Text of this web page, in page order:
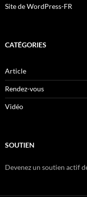
Site de WordPress-FR
CATÉGORIES
Article
Rendez-vous
Vidéo
SOUTIEN
Devenez un soutien actif